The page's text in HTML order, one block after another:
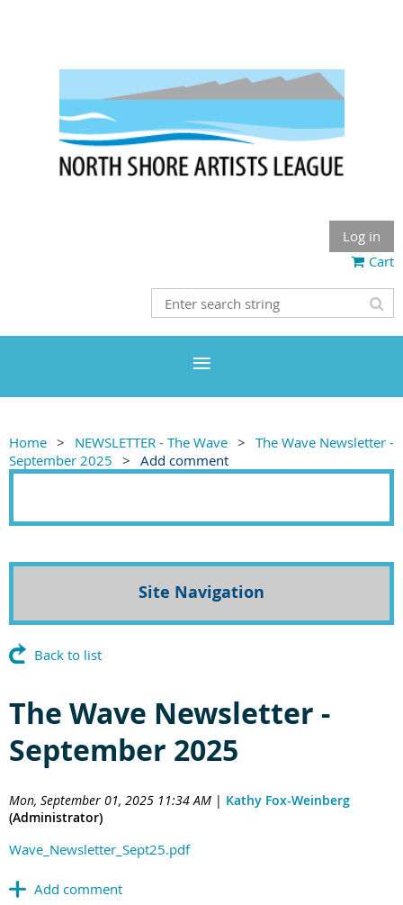
Log in
Cart
Home NEWSLETTER - The Wave
The Wave Newsletter -
September 2025
Add comment
Site Navigation
Back to list
The Wave Newsletter -
September 2025
Mon, September 01, 2025 11:34 AM | Kathy Fox-Weinberg
(Administrator)
Wave_Newsletter_Sept25.pdf